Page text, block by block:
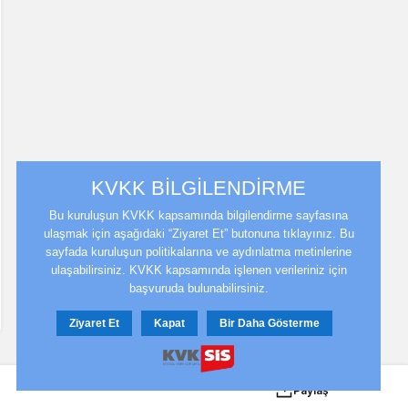
Paylaş
KVKK BİLGİLENDİRME
Bu kuruluşun KVKK kapsamında bilgilendirme sayfasına
ulaşmak için aşağıdaki “Ziyaret Et” butonuna tıklayınız. Bu
sayfada kuruluşun politikalarına ve aydınlatma metinlerine
ulaşabilirsiniz. KVKK kapsamında işlenen verileriniz için
başvuruda bulunabilirsiniz.
Ziyaret Et Kapat Bir Daha Gösterme